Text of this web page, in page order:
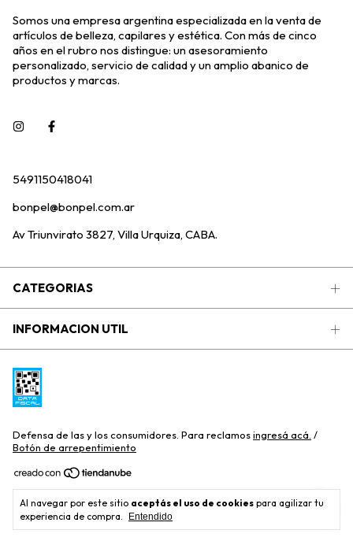
Al navegar por este sitio aceptás el uso de cookies para agilizar tu
experiencia de compra.
Entendido
Somos una empresa argentina especializada en la venta de
artículos de belleza, capilares y estética. Con más de cinco
años en el rubro nos distingue: un asesoramiento
personalizado, servicio de calidad y un amplio abanico de
productos y marcas.
5491150418041
bonpel@bonpel.com.ar
Av Triunvirato 3827, Villa Urquiza, CABA.
CATEGORIAS
INFORMACION UTIL
Defensa de las y los consumidores. Para reclamosingresá acá. /
Botón de arrepentimiento
Copyright Bonpel Distribuidora S.R.L - 2026. Todos los derechos
reservados.